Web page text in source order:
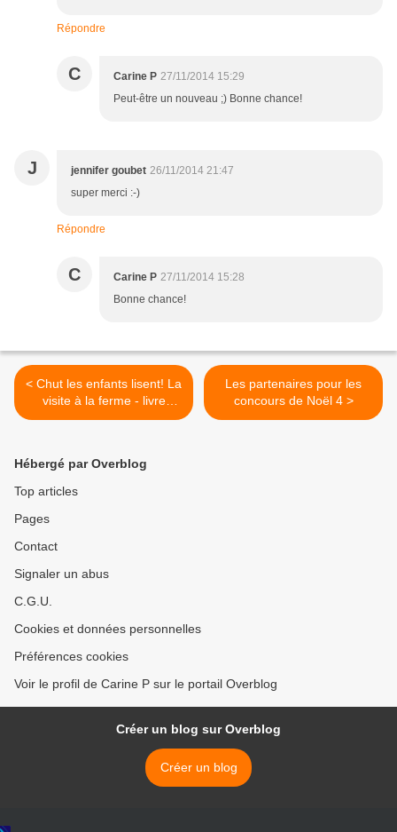
Répondre
C Carine P 27/11/2014 15:29
Peut-être un nouveau ;) Bonne chance!
J jennifer goubet 26/11/2014 21:47
super merci :-)
Répondre
C Carine P 27/11/2014 15:28
Bonne chance!
< Chut les enfants lisent! La
visite à la ferme - livre
personnalisé
Les partenaires pour les
concours de Noël 4 >
Hébergé par Overblog
Top articles
Pages
Contact
Signaler un abus
C.G.U.
Cookies et données personnelles
Préférences cookies
Voir le profil de Carine P sur le portail Overblog
Créer un blog sur Overblog
Créer un blog